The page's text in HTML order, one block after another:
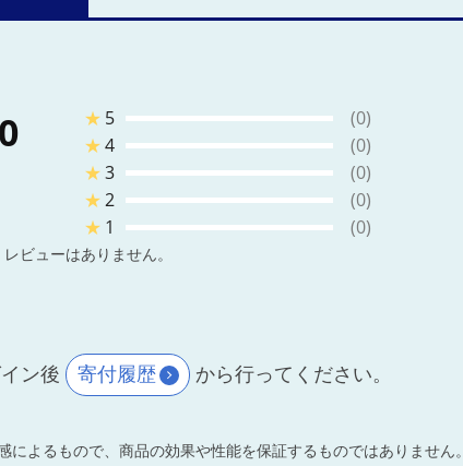
★ 5
(0)
★4
(0)
★3
(0)
★2
(0)
★ 1 (0)
レビューはありません。
ン後 寄付履歴 から行ってください。
よるもので、商品の効果や性能を保証するものではありません。